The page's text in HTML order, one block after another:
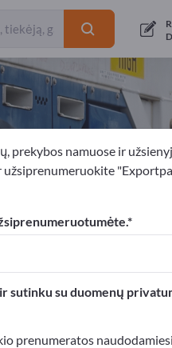
svetainėje.
prekybos namuose ir
sutinku su duomenų
prenumeratos